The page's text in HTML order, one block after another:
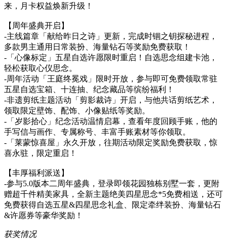
来，月卡权益焕新升级！
【周年盛典开启】
-主线篇章「献给昨日之诗」更新，完成时锢之钥探秘进程，
多款男主通用日常装扮、海量钻石等奖励免费获取！
-「心像标定」五星自选许愿限时重启！自选思念组建卡池，
轻松获取心仪思念。
-周年活动「王庭终冕戏」限时开放，参与即可免费领取常驻
五星自选宝箱、十连抽、纪念藏品等缤纷福利！
-非遗剪纸主题活动「剪影裁诗」开启，与他共话剪纸艺术，
领取限定壁饰、配饰、小像贴纸等奖励。
-「岁影拾心」纪念活动温情启幕，查看年度回顾手账，他的
手写信与画作、专属称号、丰富手账素材等你领取。
-「莱蒙惊喜屋」永久开放，往期活动限定奖励免费获取，惊
喜永驻，限定重启！
【丰厚福利派送】
-参与5.0版本二周年盛典，登录即领花园独栋别墅一套，更附
赠超千件精美家具，全新主题绝美四星思念*5免费相送，还可
免费获得自选五星&四星思念礼盒、限定牵绊装扮、海量钻石
&许愿券等豪华奖励！
获奖情况